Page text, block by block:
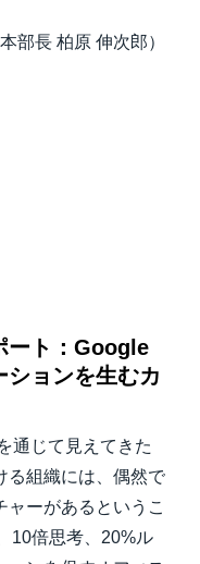
部長 柏原 伸次郎）
ート：Google
ションを生むカ
通じて見えてきた
る組織には、偶然で
ーがあるというこ
10倍思考、20%ル